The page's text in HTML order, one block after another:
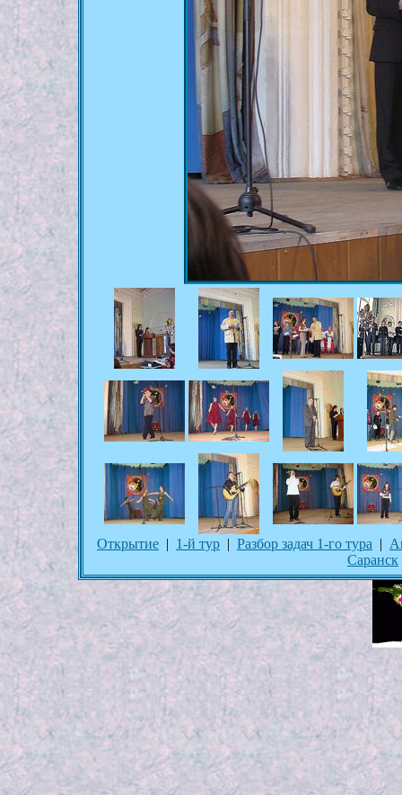
Открытие | 1-й тур | Разбор задач 1-го тура |
Саранск